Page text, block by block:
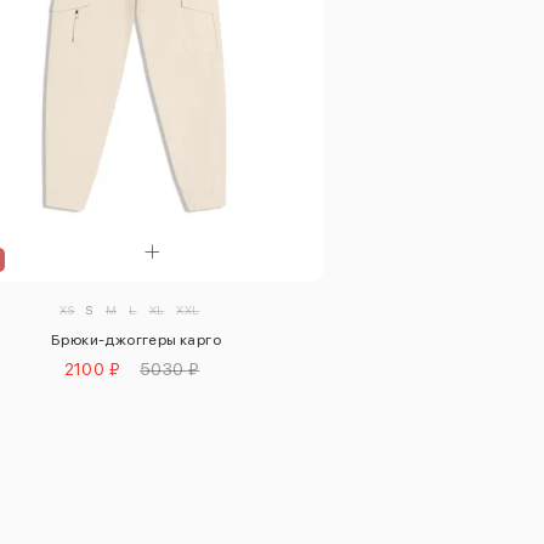
XS S M L XL XXL
Брюки-джоггеры карго
2100 ₽ 5030 ₽